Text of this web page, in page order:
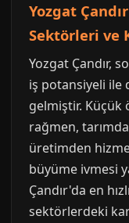
Yozgat
Sektörleri ve
Yozgat Çandır,
iş potansiyeli ile
gelmiştir. Küçük
rağmen,
üretimden
büyüme ivmesi
Çandır'da en
sektörlerdeki